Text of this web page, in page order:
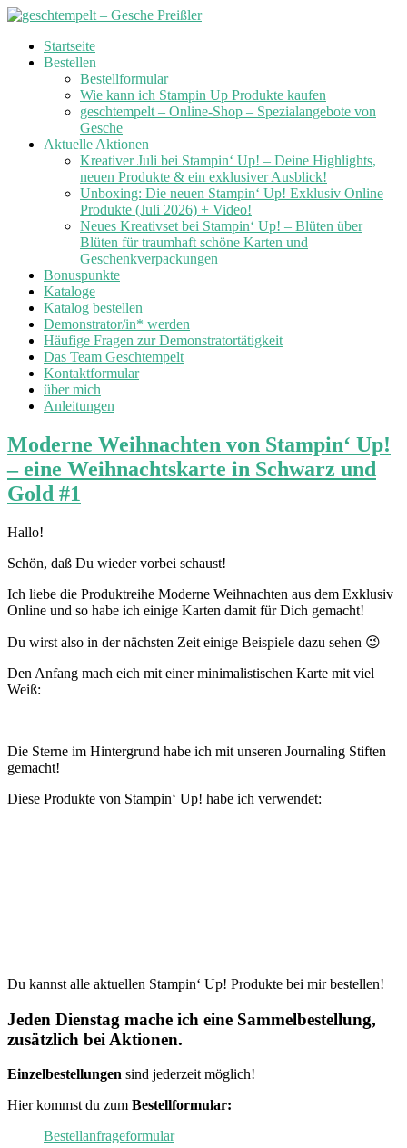
Skip
Startseite
Bestellen
Bestellformular
Wie kann ich Stampin Up Produkte kaufen
geschtempelt – Online-Shop – Spezialangebote von
Gesche
Aktuelle Aktionen
Kreativer Juli bei Stampin‘ Up! – Deine Highlights,
neuen Produkte & ein exklusiver Ausblick!
Unboxing: Die neuen Stampin‘ Up! Exklusiv Online
Produkte (Juli 2026) + Video!
Neues Kreativset bei Stampin‘ Up! – Blüten über
Blüten für traumhaft schöne Karten und
Geschenkverpackungen
Bonuspunkte
Kataloge
Katalog bestellen
Demonstrator/in* werden
Häufige Fragen zur Demonstratortätigkeit
Das Team Geschtempelt
Kontaktformular
über mich
Anleitungen
Moderne Weihnachten von Stampin‘ Up!
– eine Weihnachtskarte in Schwarz und
Gold #1
Hallo!
Schön, daß Du wieder vorbei schaust!
Ich liebe die Produktreihe Moderne Weihnachten aus dem Exklusiv
Online und so habe ich einige Karten damit für Dich gemacht!
Du wirst also in der nächsten Zeit einige Beispiele dazu sehen 😉
Den Anfang mach eich mit einer minimalistischen Karte mit viel
Weiß:
Die Sterne im Hintergrund habe ich mit unseren Journaling Stiften
gemacht!
Diese Produkte von Stampin‘ Up! habe ich verwendet:
Du kannst alle aktuellen Stampin‘ Up! Produkte bei mir bestellen!
Jeden Dienstag mache ich eine Sammelbestellung,
zusätzlich bei Aktionen.
Einzelbestellungen sind jederzeit möglich!
Hier kommst du zum Bestellformular:
Bestellanfrageformular